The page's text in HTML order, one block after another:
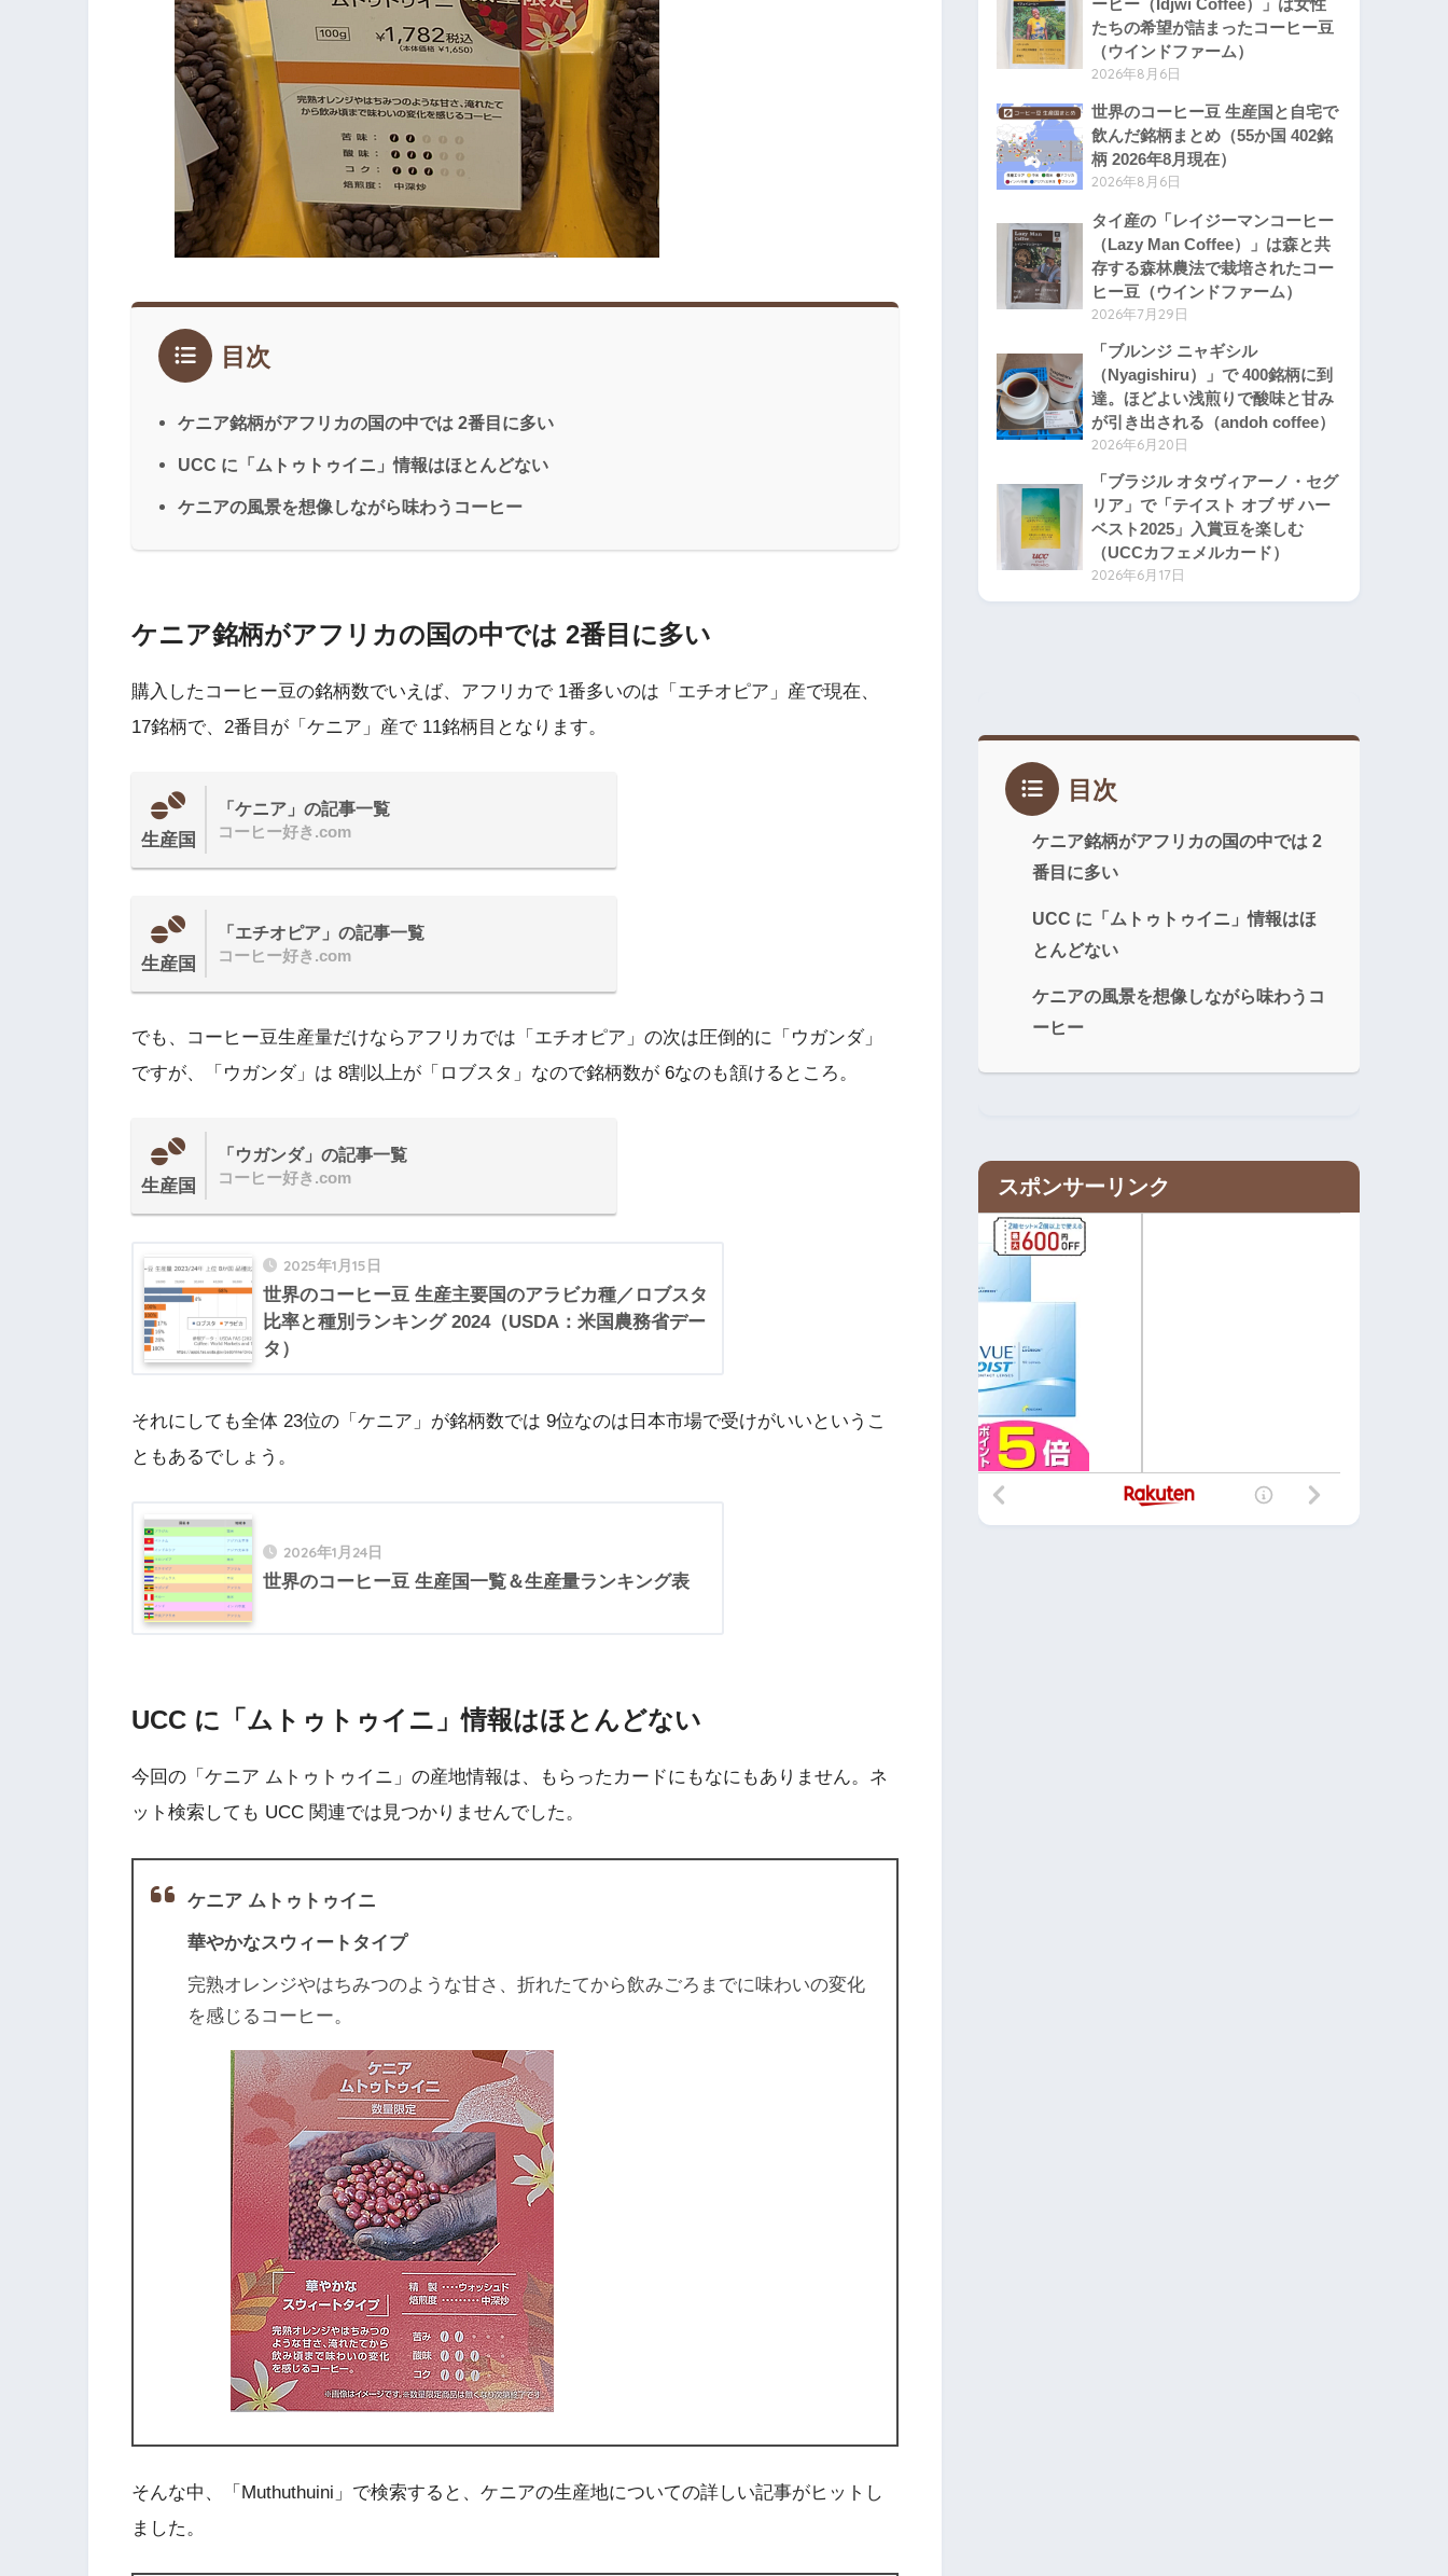
目次
ケニア銘柄がアフリカの国の中では 2番目に多い
UCC に「ムトゥトゥイニ」情報はほとんどない
ケニアの風景を想像しながら味わうコーヒー
ケニア銘柄がアフリカの国の中では 2番目に多い
購入したコーヒー豆の銘柄数でいえば、アフリカで 1番多いのは「エチオピア」産で現在、
17銘柄で、2番目が「ケニア」産で 11銘柄目となります。
生産国
「ケニア」の記事一覧
コーヒー好き.com
生産国
「エチオピア」の記事一覧
コーヒー好き.com
でも、コーヒー豆生産量だけならアフリカでは「エチオピア」の次は圧倒的に「ウガンダ」
ですが、「ウガンダ」は 8割以上が「ロブスタ」なので銘柄数が 6なのも頷けるところ。
生産国
「ウガンダ」の記事一覧
コーヒー好き.com
2025年1月15日
世界のコーヒー豆 生産主要国のアラビカ種／ロブスタ
比率と種別ランキング 2024（USDA：米国農務省デー
タ）
それにしても全体 23位の「ケニア」が銘柄数では 9位なのは日本市場で受けがいいというこ
ともあるでしょう。
2026年1月24日
世界のコーヒー豆 生産国一覧＆生産量ランキング表
UCC に「ムトゥトゥイニ」情報はほとんどない
今回の「ケニア ムトゥトゥイニ」の産地情報は、もらったカードにもなにもありません。ネ
ット検索しても UCC 関連では見つかりませんでした。
ケニア ムトゥトゥイニ
華やかなスウィートタイプ
完熟オレンジやはちみつのような甘さ、折れたてから飲みごろまでに味わいの変化
を感じるコーヒー。
そんな中、「Muthuthuini」で検索すると、ケニアの生産地についての詳しい記事がヒットし
ました。
ーヒー（Idjwi Coffee）」は女性
たちの希望が詰まったコーヒー豆
（ウインドファーム）
2026年8月6日
世界のコーヒー豆 生産国と自宅で
飲んだ銘柄まとめ（55か国 402銘
柄 2026年8月現在）
2026年8月6日
タイ産の「レイジーマンコーヒー
（Lazy Man Coffee）」は森と共
存する森林農法で栽培されたコー
ヒー豆（ウインドファーム）
2026年7月29日
「ブルンジ ニャギシル
（Nyagishiru）」で 400銘柄に到
達。ほどよい浅煎りで酸味と甘み
が引き出される（andoh coffee）
2026年6月20日
「ブラジル オタヴィアーノ・セグ
リア」で「テイスト オブ ザ ハー
ベスト2025」入賞豆を楽しむ
（UCCカフェメルカード）
2026年6月17日
目次
ケニア銘柄がアフリカの国の中では 2
番目に多い
UCC に「ムトゥトゥイニ」情報はほ
とんどない
ケニアの風景を想像しながら味わうコ
ーヒー
スポンサーリンク